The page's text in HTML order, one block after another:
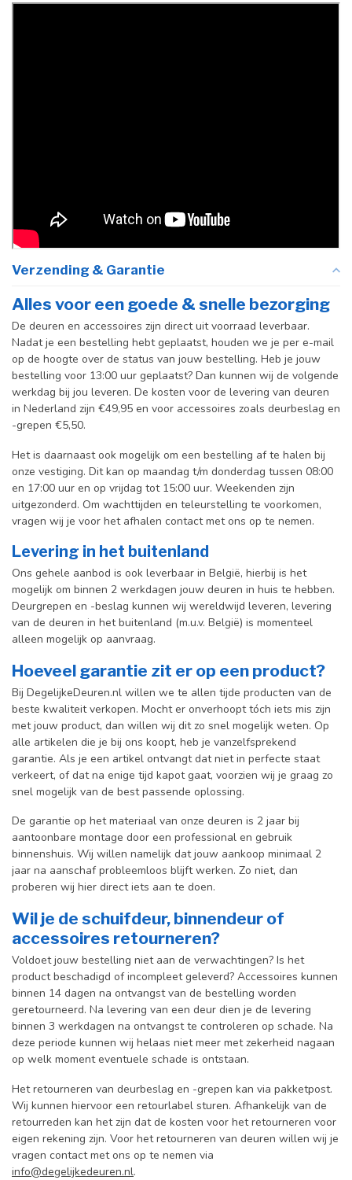
Verzending & Garantie
Alles voor een goede & snelle bezorging
De deuren en accessoires zijn direct uit voorraad leverbaar.
Nadat je een bestelling hebt geplaatst, houden we je per e-mail
op de hoogte over de status van jouw bestelling. Heb je jouw
bestelling voor 13:00 uur geplaatst? Dan kunnen wij de volgende
werkdag bij jou leveren. De kosten voor de levering van deuren
in Nederland zijn €49,95 en voor accessoires zoals deurbeslag en
-grepen €5,50.
Het is daarnaast ook mogelijk om een bestelling af te halen bij
onze vestiging. Dit kan op maandag t/m donderdag tussen 08:00
en 17:00 uur en op vrijdag tot 15:00 uur. Weekenden zijn
uitgezonderd. Om wachttijden en teleurstelling te voorkomen,
vragen wij je voor het afhalen contact met ons op te nemen.
Levering in het buitenland
Ons gehele aanbod is ook leverbaar in België, hierbij is het
mogelijk om binnen 2 werkdagen jouw deuren in huis te hebben.
Deurgrepen en -beslag kunnen wij wereldwijd leveren, levering
van de deuren in het buitenland (m.u.v. België) is momenteel
alleen mogelijk op aanvraag.
Hoeveel garantie zit er op een product?
Bij DegelijkeDeuren.nl willen we te allen tijde producten van de
beste kwaliteit verkopen. Mocht er onverhoopt tóch iets mis zijn
met jouw product, dan willen wij dit zo snel mogelijk weten. Op
alle artikelen die je bij ons koopt, heb je vanzelfsprekend
garantie. Als je een artikel ontvangt dat niet in perfecte staat
verkeert, of dat na enige tijd kapot gaat, voorzien wij je graag zo
snel mogelijk van de best passende oplossing.
De garantie op het materiaal van onze deuren is 2 jaar bij
aantoonbare montage door een professional en gebruik
binnenshuis. Wij willen namelijk dat jouw aankoop minimaal 2
jaar na aanschaf probleemloos blijft werken. Zo niet, dan
proberen wij hier direct iets aan te doen.
Wil je de schuifdeur, binnendeur of
accessoires retourneren?
Voldoet jouw bestelling niet aan de verwachtingen? Is het
product beschadigd of incompleet geleverd? Accessoires kunnen
binnen 14 dagen na ontvangst van de bestelling worden
geretourneerd. Na levering van een deur dien je de levering
binnen 3 werkdagen na ontvangst te controleren op schade. Na
deze periode kunnen wij helaas niet meer met zekerheid nagaan
op welk moment eventuele schade is ontstaan.
Het retourneren van deurbeslag en -grepen kan via pakketpost.
Wij kunnen hiervoor een retourlabel sturen. Afhankelijk van de
retourreden kan het zijn dat de kosten voor het retourneren voor
eigen rekening zijn. Voor het retourneren van deuren willen wij je
vragen contact met ons op te nemen via
info@degelijkedeuren.nl.